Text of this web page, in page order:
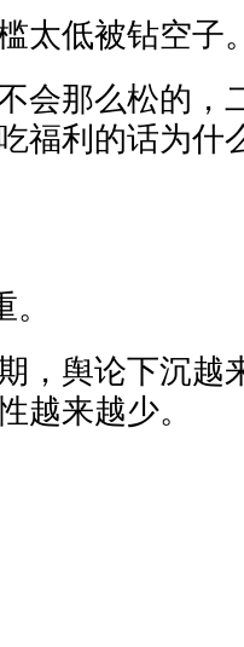
太低被钻空子
会那么松的，
福利的话为什
，舆论下沉越
越来越少。